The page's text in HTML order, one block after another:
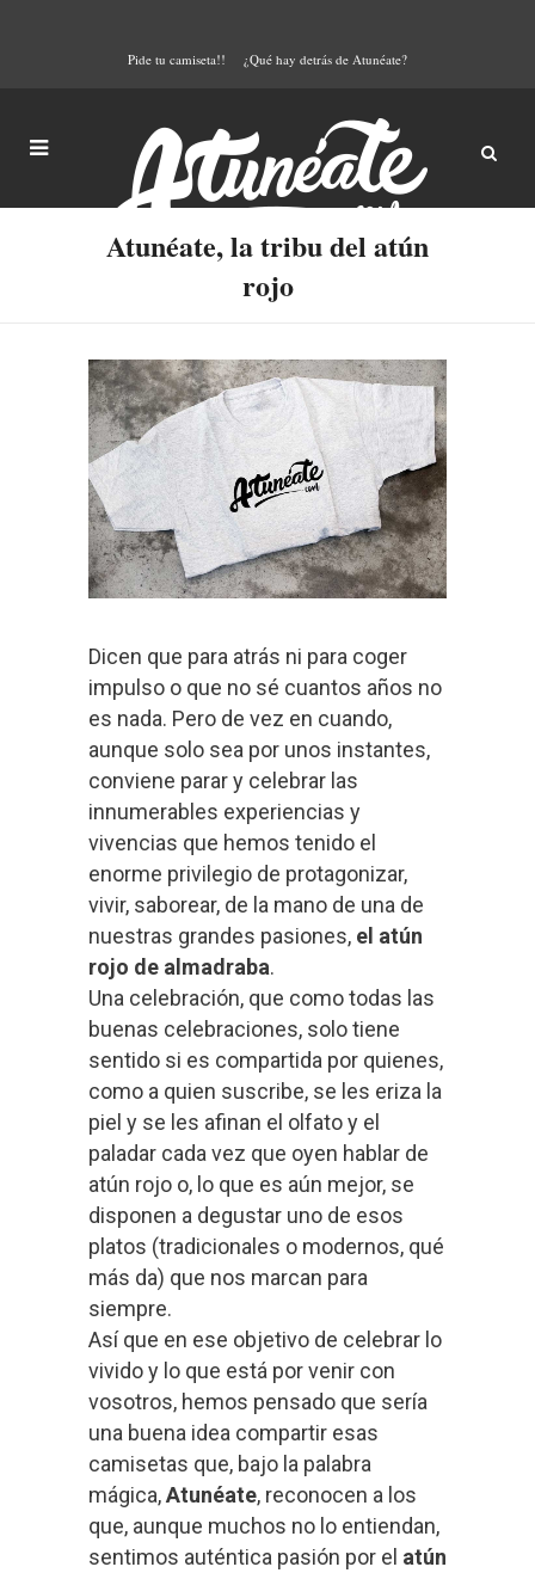
Pide tu camiseta!! ¿Qué hay detrás de Atunéate?
Atunéate, la tribu del atún
rojo
Dicen que para atrás ni para coger
impulso o que no sé cuantos años no
es nada. Pero de vez en cuando,
aunque solo sea por unos instantes,
conviene parar y celebrar las
innumerables experiencias y
vivencias que hemos tenido el
enorme privilegio de protagonizar,
vivir, saborear, de la mano de una de
nuestras grandes pasiones, el atún
rojo de almadraba.
Una celebración, que como todas las
buenas celebraciones, solo tiene
sentido si es compartida por quienes,
como a quien suscribe, se les eriza la
piel y se les afinan el olfato y el
paladar cada vez que oyen hablar de
atún rojo o, lo que es aún mejor, se
disponen a degustar uno de esos
platos (tradicionales o modernos, qué
más da) que nos marcan para
siempre.
Así que en ese objetivo de celebrar lo
vivido y lo que está por venir con
vosotros, hemos pensado que sería
una buena idea compartir esas
camisetas que, bajo la palabra
mágica,Atunéate, reconocen a los
que, aunque muchos no lo entiendan,
sentimos auténtica pasión por el atún